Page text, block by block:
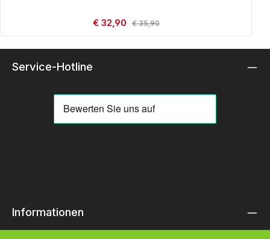
Verkaufspreis:
€ 32,90 Regulärer Preis:
€ 35,90
Service-Hotline
Informationen